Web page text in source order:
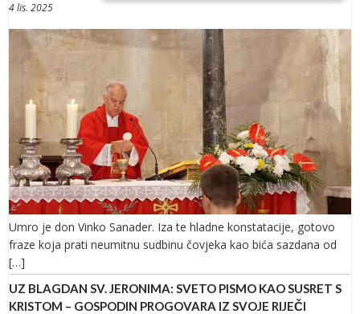
4 lis. 2025
Umro je don Vinko Sanader. Iza te hladne konstatacije, gotovo
fraze koja prati neumitnu sudbinu čovjeka kao bića sazdana od
[…]
UZ BLAGDAN SV. JERONIMA: SVETO PISMO KAO SUSRET S
KRISTOM – GOSPODIN PROGOVARA IZ SVOJE RIJEČI